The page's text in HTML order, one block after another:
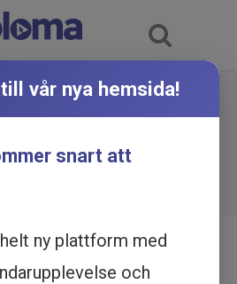
och
Utbildning online
för
vår nya hemsida!
snart att
ny plattform med
och